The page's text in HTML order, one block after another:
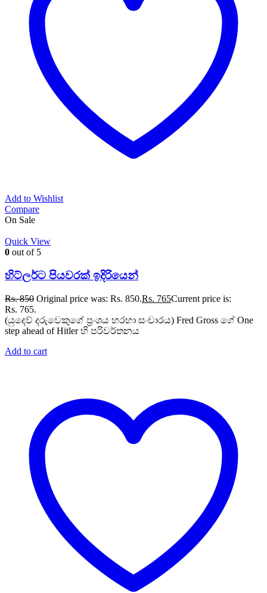
Add to Wishlist
Compare
On Sale
Quick View
0 out of 5
හිට්ලර්ට පියවරක් ඉදිරියෙන්
Rs.850 Original price was: Rs. 850.Rs. 765Current price is:
Rs. 765.
(යුදෙව් දරුවෙකුගේ ප්‍රංශය හරහා සංචාරය) Fred Gross ගේ One
step ahead of Hitler හි පරිවර්තනය
Add to cart